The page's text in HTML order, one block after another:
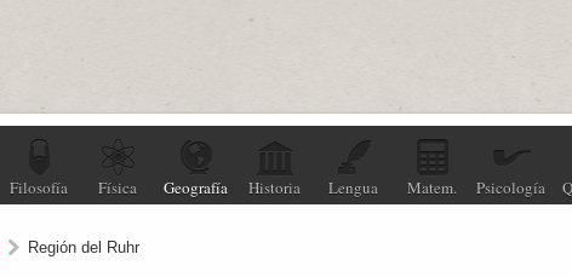
Filosofía Física Geografía Historia Lengua Matem. Psicología
Región del Ruhr